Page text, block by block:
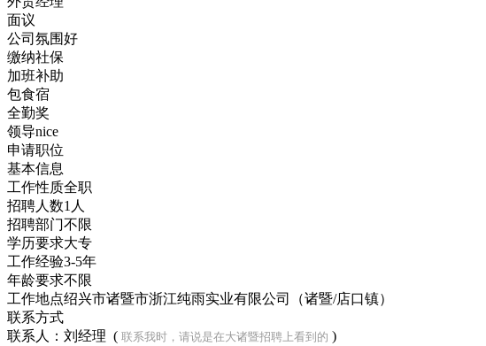
面议
公司氛围好
缴纳社保
加班补助
包食宿
全勤奖
领导nice
申请职位
基本信息
工作性质全职
招聘人数1人
招聘部门不限
学历要求大专
工作经验3-5年
年龄要求不限
工作地点绍兴市诸暨市浙江纯雨实业有限公司（诸暨/店口镇）
联系方式
联系人：刘经理 ( 联系我时，请说是在大诸暨招聘上看到的 )